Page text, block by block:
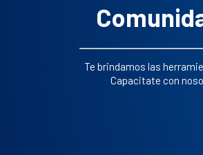
Te brindamos las
Capacitate con